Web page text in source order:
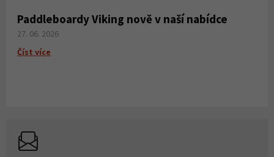
Paddleboardy Viking nově v naší nabídce
27. 06. 2026
Číst více